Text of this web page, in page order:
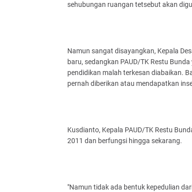
sehubungan ruangan tetsebut akan
Namun sangat disayangkan, Kepala
baru, sedangkan PAUD/TK Restu
pendidikan malah terkesan diabaikan.
pernah diberikan atau mendapatkan
Kusdianto, Kepala PAUD/TK Restu
2011 dan berfungsi hingga sekarang.
"Namun tidak ada bentuk kepedulian